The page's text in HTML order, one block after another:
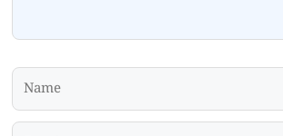
Name